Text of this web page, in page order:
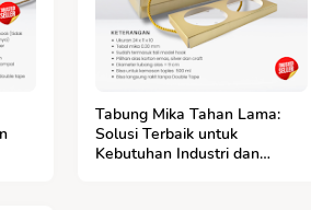
Tabung Mika Tahan Lama:
Solusi Terbaik untuk
Kebutuhan Industri dan